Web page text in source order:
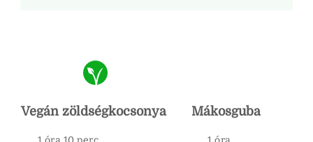
Vegán zöldségkocsonya Mákosguba